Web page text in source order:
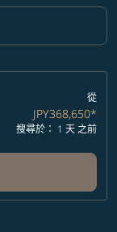
從
JPY368,650*
搜尋於： 1 天 之前